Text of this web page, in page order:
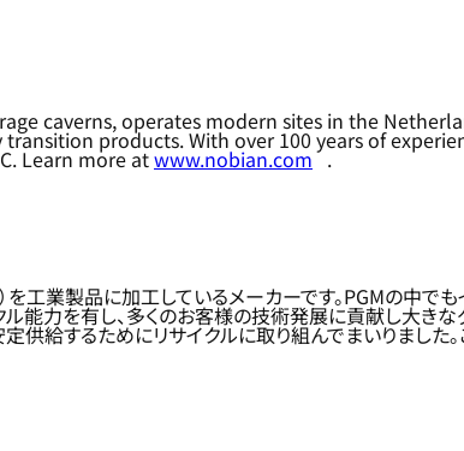
caverns, operates modern sites in the
products. With over 100 years of
Learn more atwww.nobian.com .
工業製品に加工しているメーカーです。PGMの中で
力を有し、多くのお客様の技術発展に貢献し大きな
給するためにリサイクルに取り組んでまいりました